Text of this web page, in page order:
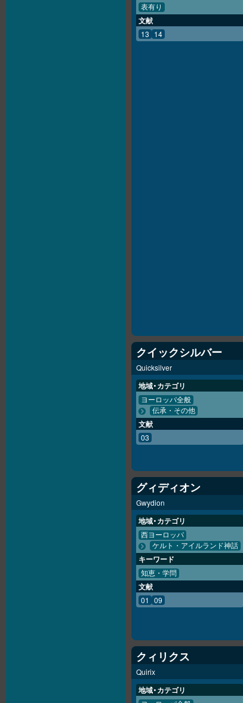
表有り
文献
13 14
クイックシルバー
Quicksilver
地域・カテゴリ
ヨーロッパ全般
伝承・その他
文献
03
グィディオン
Gwydion
地域・カテゴリ
西ヨーロッパ
ケルト・アイルランド神話
キーワード
知恵・学問
文献
01 09
クィリクス
Quirix
地域・カテゴリ